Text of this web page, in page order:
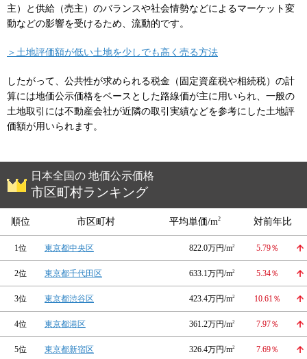
主）と供給（売主）のバランスや社会情勢などによるマーケット変
動などの影響を受けるため、流動的です。
＞土地評価額が低い土地を少しでも高く売る方法
したがって、公共性が求められる税金（固定資産税や相続税）の計
算には地価公示価格をベースとした路線価が主に用いられ、一般の
土地取引には不動産会社が近隣の取引実績などを参考にした土地評
価額が用いられます。
日本全国の 地価公示価格
市区町村ランキング
順位 市区町村 平均単価/m2 対前年比
1位 東京都中央区 822.0万円/m2 5.79％
2位 東京都千代田区 633.1万円/m2 5.34％
3位 東京都渋谷区 423.4万円/m2 10.61％
4位 東京都港区 361.2万円/m2 7.97％
5位 東京都新宿区 326.4万円/m2 7.69％